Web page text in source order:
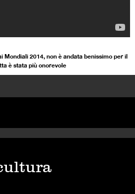
Mondiali 2014, non è andata benissimo per il
è stata più onorevole